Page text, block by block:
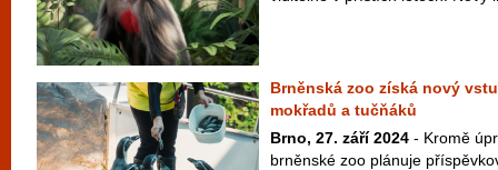
Brněnská zoo získá nový
mokřadů a tučňáků
Brno, 27. září 2024 - Kromě
brněnské zoo plánuje